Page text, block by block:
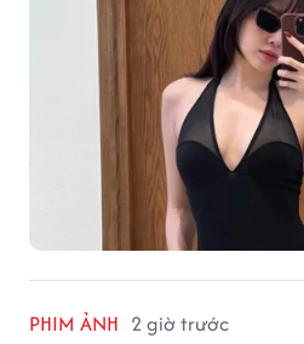
PHIM ẢNH 2 giờ trước